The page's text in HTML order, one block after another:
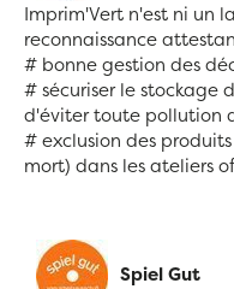
Imprim'Vert n'est ni un
reconnaissance
# bonne gestion des
# sécuriser le stockage
d'éviter toute pollution
# exclusion des
mort) dans les ateliers
Spiel Gut